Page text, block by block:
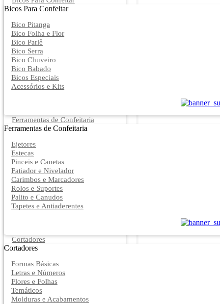
Bicos Para Confeitar
Bico Pitanga
Bico Folha e Flor
Bico Parlê
Bico Serra
Bico Chuveiro
Bico Babado
Bicos Especiais
Acessórios e Kits
Ferramentas de Confeitaria
Ferramentas de Confeitaria
Ejetores
Estecas
Pinceis e Canetas
Fatiador e Nivelador
Carimbos e Marcadores
Rolos e Suportes
Palito e Canudos
Tapetes e Antiaderentes
Cortadores
Cortadores
Formas Básicas
Letras e Números
Flores e Folhas
Temáticos
Molduras e Acabamentos